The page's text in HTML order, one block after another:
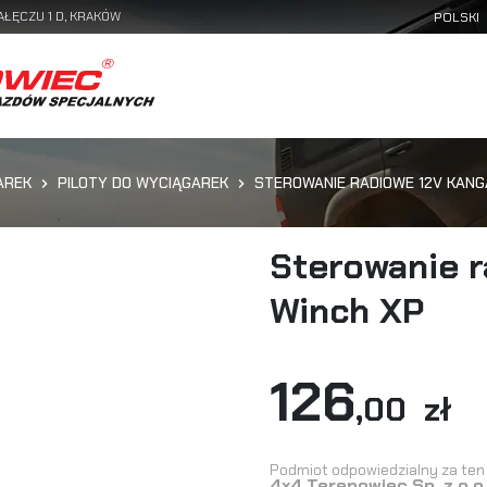
1 D, KRAKÓW
PILOTY DO WYCIĄGAREK STEROWANIE RADIOWE 12V
Sterowanie
Winch XP
126,00 zł
Podmiot odpowiedzialny za